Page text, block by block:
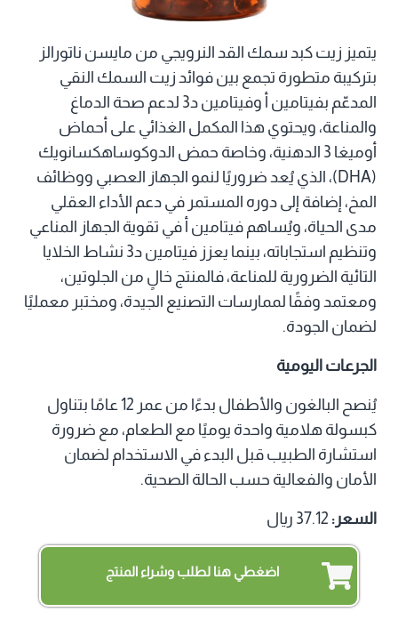
يتميز زيت كبد سمك القد النرويجي من مايسن ناتورالز
بتركيبة متطورة تجمع بين فوائد زيت السمك النقي
المدعّم بفيتامين أ وفيتامين د3 لدعم صحة الدماغ
والمناعة، ويحتوي هذا المكمل الغذائي على أحماض
أوميغا 3 الدهنية، وخاصة حمض الدوكوساهكسانويك
(DHA)، الذي يُعد ضروريًا لنمو الجهاز العصبي ووظائف
المخ، إضافة إلى دوره المستمر في دعم الأداء العقلي
مدى الحياة، ويُساهم فيتامين أ في تقوية الجهاز المناعي
وتنظيم استجاباته، بينما يعزز فيتامين د3 نشاط الخلايا
التائية الضرورية للمناعة، فالمنتج خالٍ من الجلوتين،
ومعتمد وفقًا لممارسات التصنيع الجيدة، ومختبر معمليًا
لضمان الجودة.
الجرعات اليومية
يُنصح البالغون والأطفال بدءًا من عمر 12 عامًا بتناول
كبسولة هلامية واحدة يوميًا مع الطعام، مع ضرورة
استشارة الطبيب قبل البدء في الاستخدام لضمان
الأمان والفعالية حسب الحالة الصحية.
السعر:
اضغطي هنا لطلب وشراء المنتج